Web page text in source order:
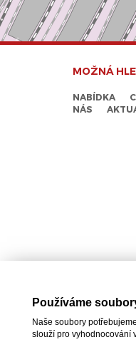
MOŽNÁ
NABÍDKA
NÁS
Používáme
Naše soubory
slouží pro vyhodnocování